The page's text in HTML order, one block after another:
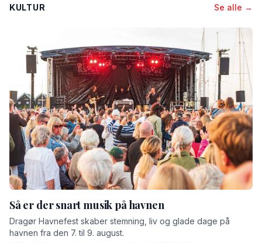
KULTUR Se alle →
Så er der snart musik på havnen
Dragør Havnefest skaber stemning, liv og glade dage på
havnen fra den 7. til 9. august.